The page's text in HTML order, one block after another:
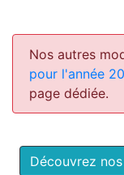
Nos autres
pour l'année
page dédiée.
Découvrez